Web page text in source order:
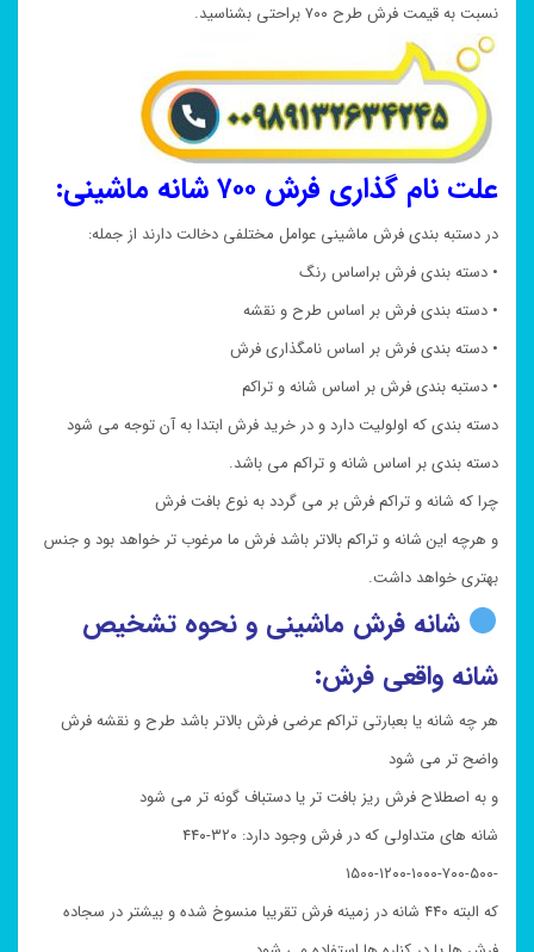
نسبت به قیمت فرش طرح ۷۰۰ براحتی بشناسید.
علت نام گذاری فرش ۷۰۰ شانه ماشینی:
در دستبه بندی فرش ماشینی عوامل مختلفی دخالت دارند از جمله:
• دسته بندی فرش براساس رنگ
• دسته بندی فرش بر اساس طرح و نقشه
• دسته بندی فرش بر اساس نامگذاری فرش
• دستبه بندی فرش بر اساس شانه و تراکم
دسته بندی که اولولیت دارد و در خرید فرش ابتدا به آن توجه می شود
دسته بندی بر اساس شانه و تراکم می باشد.
چرا که شانه و تراکم فرش بر می گردد به نوع بافت فرش
و هرچه این شانه و تراکم بالاتر باشد فرش ما مرغوب تر خواهد بود و جنس
بهتری خواهد داشت.
شانه فرش ماشینی و نحوه تشخیص
شانه واقعی فرش:
هر چه شانه یا بعبارتی تراکم عرضی فرش بالاتر باشد طرح و نقشه فرش
واضح تر می شود
و به اصطلاح فرش ریز بافت تر یا دستباف گونه تر می شود
شانه های متداولی که در فرش وجود دارد: ۳۲۰-۴۴۰
-۵۰۰-۷۰۰-۱۰۰۰-۱۲۰۰-۱۵۰۰
که البته ۴۴۰ شانه در زمینه فرش تقریبا منسوخ شده و بیشتر در سجاده